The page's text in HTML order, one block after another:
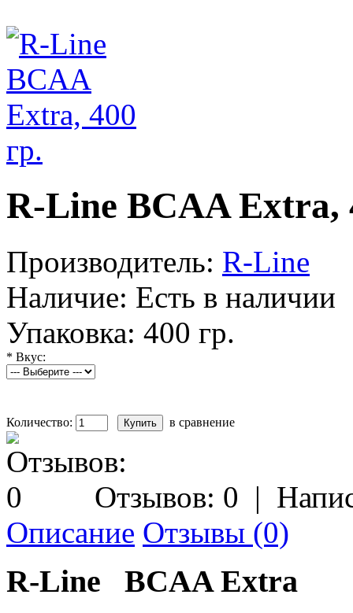
R-Line BCAA Extra,
Производитель: R-Line
Наличие: Есть в наличии
Упаковка: 400 гр.
* Вкус:
Количество: в сравнение
Отзывов: 0 |
Описание Отзывы (0)
R-Line BCAA Extra